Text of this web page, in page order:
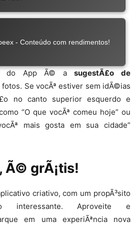
do App Ã© asugestÃ£o de
fotos. Se vocÃª estiver sem idÃ©ias
no canto superior esquerdo e
“O que vocÃª comeu hoje” ou
mais gosta em sua cidade”
Ã© grÃ¡tis!
criativo, com um propÃ³sito
interessante. Aproveite e
em uma experiÃªncia nova